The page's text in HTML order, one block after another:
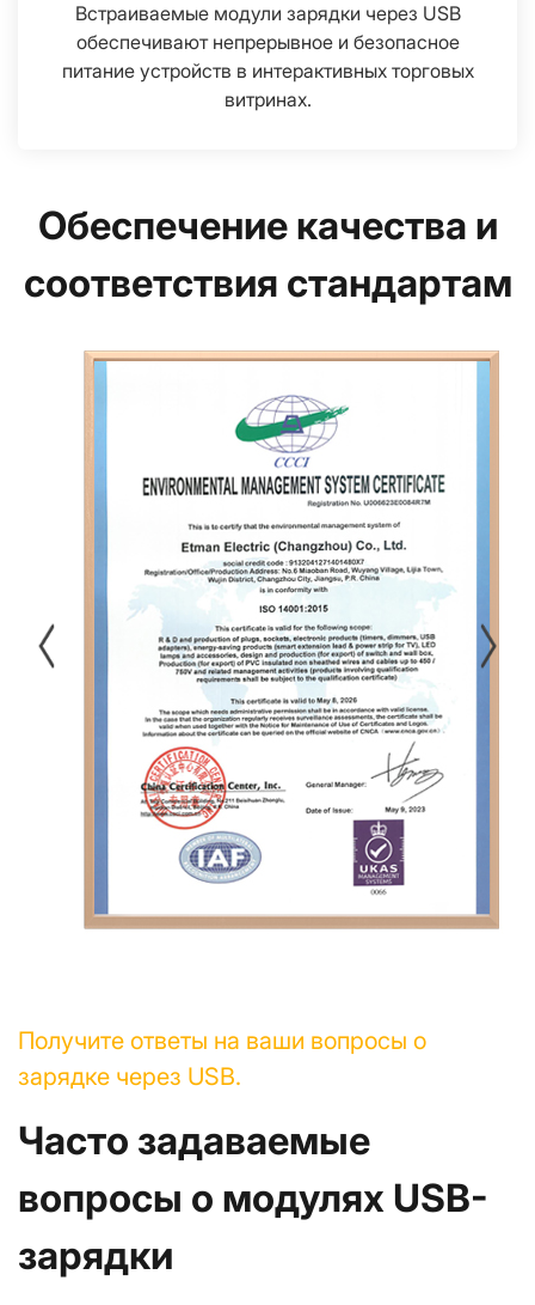
Встраиваемые модули зарядки через USB
обеспечивают непрерывное и безопасное
питание устройств в интерактивных торговых
витринах.
Обеспечение качества и
соответствия стандартам
Получите ответы на ваши вопросы о
зарядке через USB.
Часто задаваемые
вопросы о модулях USB-
зарядки